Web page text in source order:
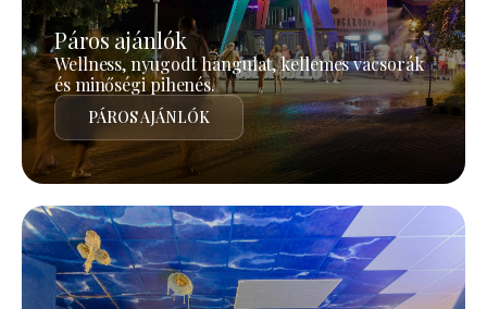
Páros ajánlók
Wellness, nyugodt hangulat, kellemes vacsorák
és minőségi pihenés.
PÁROS AJÁNLÓK